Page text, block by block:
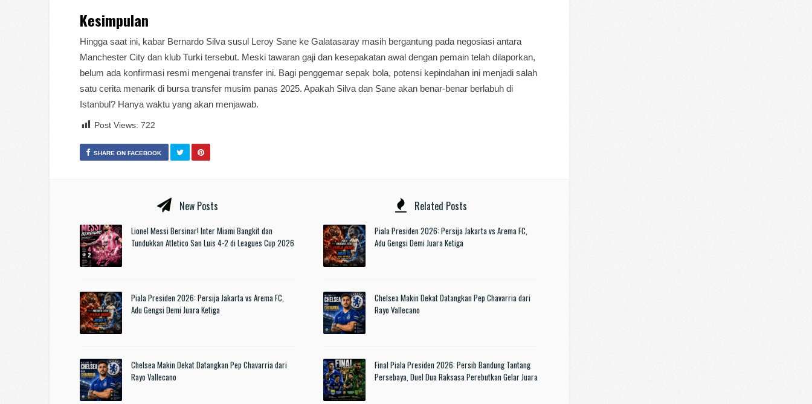
Kesimpulan
Hingga saat ini, kabar Bernardo Silva susul Leroy Sane ke Galatasaray masih bergantung pada negosiasi antara
Manchester City dan klub Turki tersebut. Meski tawaran gaji dan kesepakatan awal dengan pemain telah dilaporkan,
belum ada konfirmasi resmi mengenai transfer ini. Bagi penggemar sepak bola, potensi kepindahan ini menjadi salah
satu cerita menarik di bursa transfer musim panas 2025. Apakah Silva dan Sane akan benar-benar berlabuh di
Istanbul? Hanya waktu yang akan menjawab.
Post Views: 722
SHARE ON FACEBOOK
New Posts
Lionel Messi Bersinar! Inter Miami Bangkit dan
Tundukkan Atletico San Luis 4-2 di Leagues Cup 2026
Piala Presiden 2026: Persija Jakarta vs Arema FC,
Adu Gengsi Demi Juara Ketiga
Chelsea Makin Dekat Datangkan Pep Chavarria dari
Rayo Vallecano
Related Posts
Piala Presiden 2026: Persija Jakarta vs Arema FC,
Adu Gengsi Demi Juara Ketiga
Chelsea Makin Dekat Datangkan Pep Chavarria dari
Rayo Vallecano
Final Piala Presiden 2026: Persib Bandung Tantang
Persebaya, Duel Dua Raksasa Perebutkan Gelar Juara